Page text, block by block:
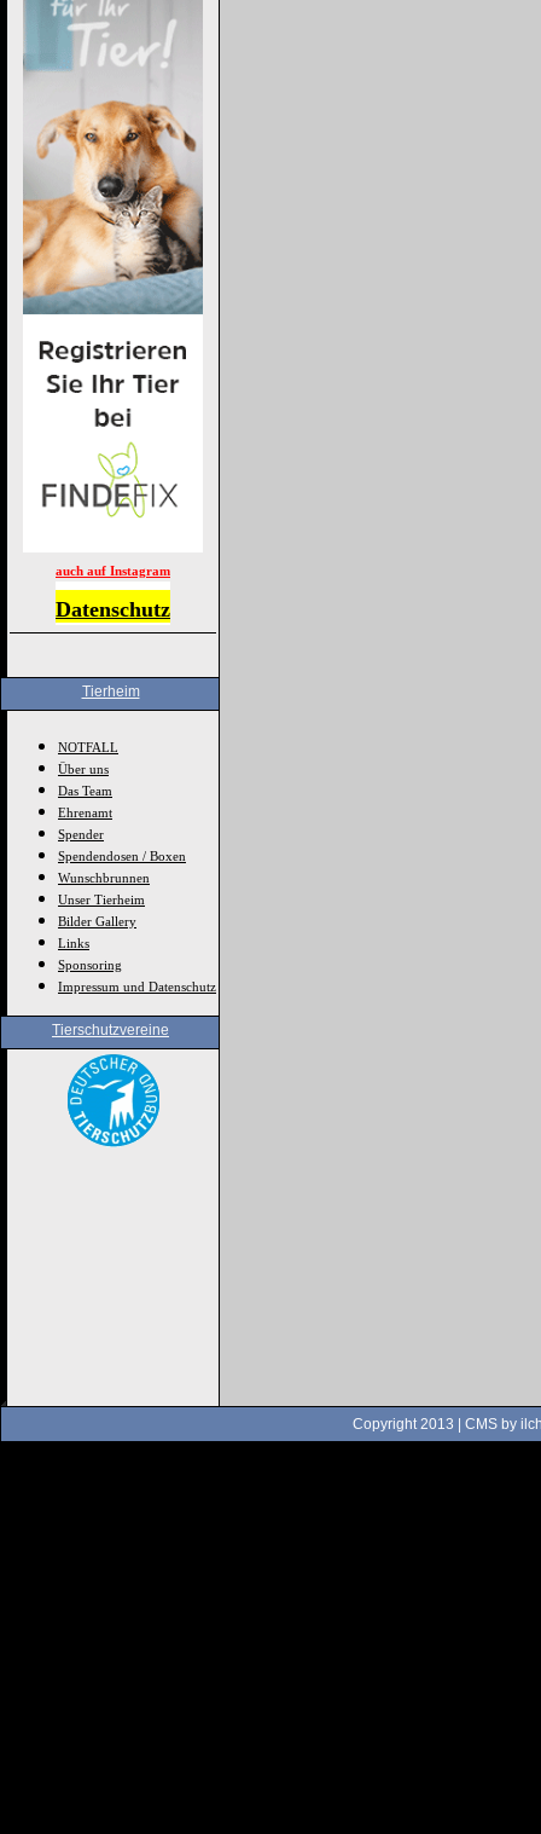
auch auf Instagram
Datenschutz
Tierheim
NOTFALL
Über uns
Das Team
Ehrenamt
Spender
Spendendosen / Boxen
Wunschbrunnen
Unser Tierheim
Bilder Gallery
Links
Sponsoring
Impressum und Datenschutz
Tierschutzvereine
Copyright 2013 | CMS by